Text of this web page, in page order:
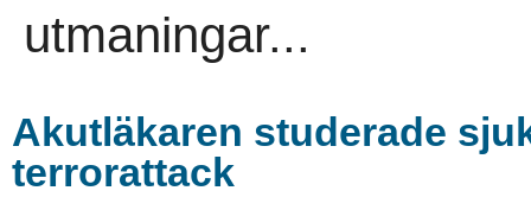
utmaningar...
Akutläkaren studerade
terrorattack